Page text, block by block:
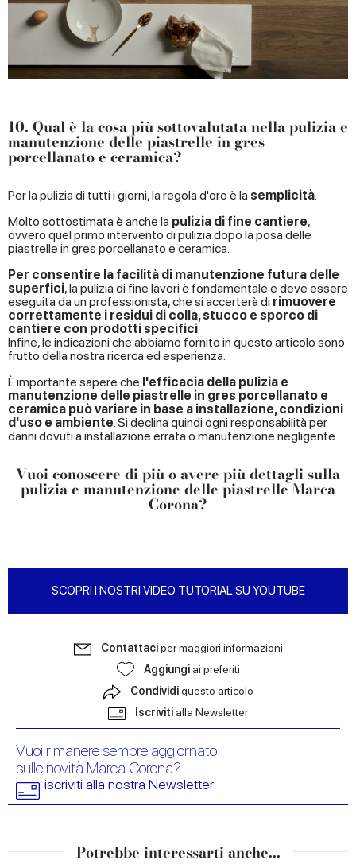
10. Qual è la cosa più sottovalutata nella pulizia e
manutenzione delle piastrelle in gres
porcellanato e ceramica?
Per la pulizia di tutti i giorni, la regola d'oro è la semplicità
Molto sottostimata è anche la pulizia di fine cantiere,
ovvero quel primo intervento di pulizia dopo la posa delle
piastrelle in gres porcellanato e ceramica.
Per consentire la facilità di manutenzione futura delle
superfici, la pulizia di fine lavori è fondamentale e deve essere
eseguita da un professionista, che si accerterà di rimuovere
correttamente i residui di colla, stucco e sporco di
cantiere con prodotti specifici
Infine, le indicazioni che abbiamo fornito in questo articolo sono
frutto della nostra ricerca ed esperienza.
È importante sapere che l'efficacia della pulizia e
manutenzione delle piastrelle in gres porcellanato e
ceramica può variare in base a installazione, condizioni
d'uso e ambiente . Si declina quindi ogni responsabilità per
danni dovuti a installazione errata o manutenzione negligente.
Vuoi conoscere di più o avere più dettagli sulla
pulizia e manutenzione delle piastrelle Marca
Corona?
SCOPRI I NOSTRI VIDEO TUTORIAL SU YOUTUBE
Contattaciper maggiori informazioni
Aggiungi ai preferiti
Condividiquesto articolo
Iscriviti alla Newsletter
Vuoi rimanere sempre aggiornato
sulle novità Marca Corona?
iscriviti alla nostra Newsletter
Potrebbe interessarti anche...